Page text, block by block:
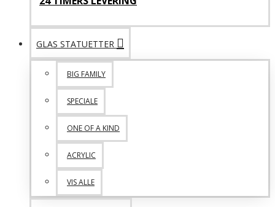
GLAS STATUETTER
BIG FAMILY
SPECIALE
ONE OF A KIND
ACRYLIC
VIS ALLE